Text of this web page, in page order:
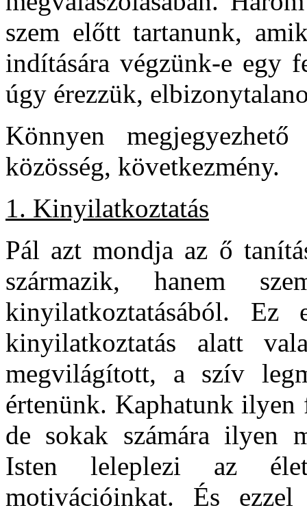
szem előtt tartanunk,
indítására végzünk-e egy
úgy érezzük,
Könnyen
közösség, következmény.
1. Kinyilatkoztatás
Pál azt mondja az ő
származik, hanem
kinyilatkoztatásából.
kinyilatkoztatás alatt
megvilágított, a szív
értenünk. Kaphatunk ilyen
de sokak számára ilyen
Isten leleplezi az
motivációinkat. És